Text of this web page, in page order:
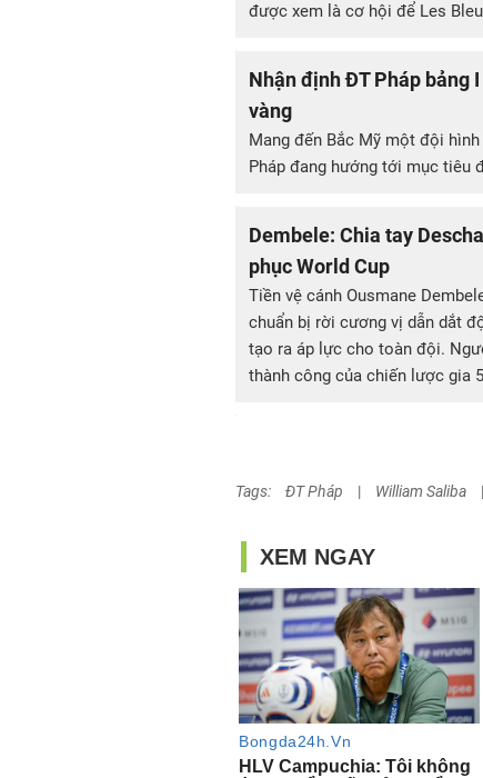
được xem là cơ hội để Les
Nhận định ĐT Pháp bảng
vàng
Mang đến Bắc Mỹ một đội
Pháp đang hướng tới mục tiêu
Dembele: Chia tay
phục World Cup
Tiền vệ cánh Ousmane
chuẩn bị rời cương vị dẫn dắt
tạo ra áp lực cho toàn đội.
thành công của chiến lược gia
Tags: ĐT Pháp | William Saliba |